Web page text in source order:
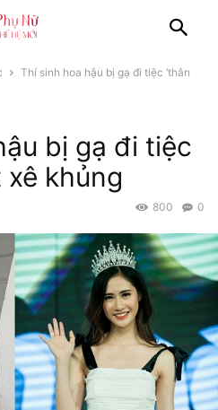
Thí sinh hoa hậu bị gạ đi tiệc ‘thân
bị gạ đi tiệc
xê khủng
0
800